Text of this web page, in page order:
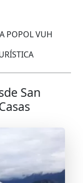
POPOL VUH
San